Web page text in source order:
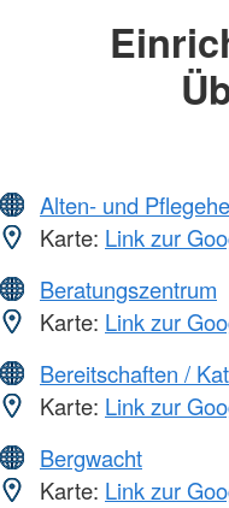
Alten- und
Karte: Link zur
Beratungszentrum
Karte: Link zur
Bereitschaften /
Karte: Link zur
Bergwacht
Karte: Link zur